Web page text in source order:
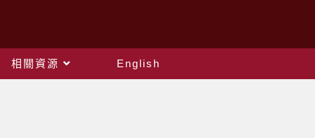
相關資源 English